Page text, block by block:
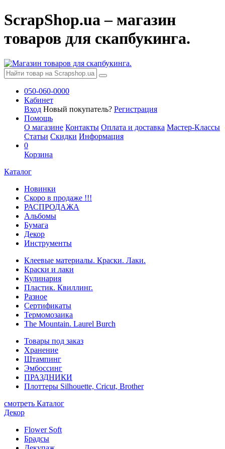
ScrapShop.ua – магазин
товаров для скапбукинга.
050-060-0000
Кабинет
Вход Новый покупатель? Регистрация
Помощь
О магазине Контакты Оплата и доставка Мастер-Классы
Статьи Скидки Информация
0
Корзина
Каталог
Новинки
Скоро в продаже !!!
РАСПРОДАЖА
Альбомы
Бумага
Декор
Инструменты
Клеевые материалы. Краски. Лаки.
Краски и лаки
Кулинария
Пластик. Квиллинг.
Разное
Сертификаты
Термомозаика
The Mountain. Laurel Burch
Товары под заказ
Хранение
Штампинг
Эмбоссинг
ПРАЗДНИКИ
Плоттеры Silhouette, Cricut, Brother
смотреть Каталог
Декор
Flower Soft
Брадсы